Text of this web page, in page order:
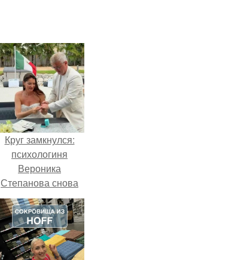
Круг замкнулся:
психологиня
Вероника
Степанова снова
вышла замуж за
собственного
бывшего мужа.